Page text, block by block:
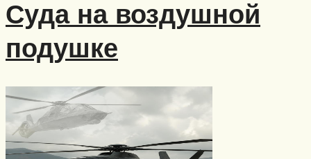
Суда на воздушной
подушке